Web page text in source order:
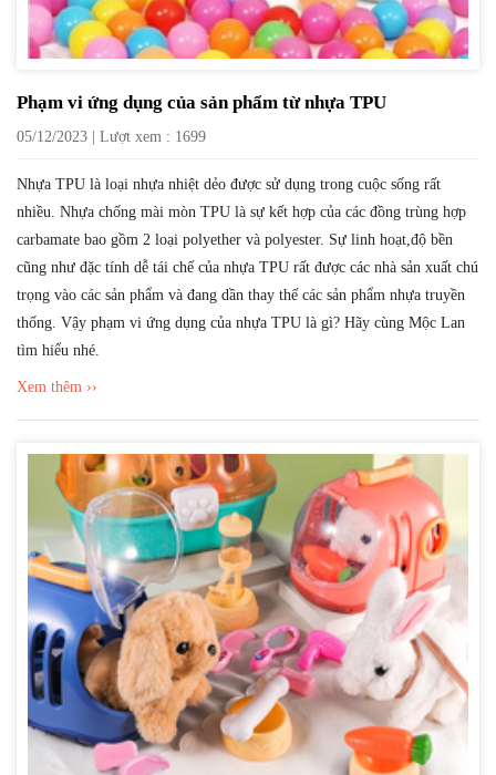
Phạm vi ứng dụng của sản phẩm từ nhựa TPU
05/12/2023 | Lượt xem : 1699
Nhựa TPU là loại nhựa nhiệt dẻo được sử dụng trong cuộc sống rất
nhiều. Nhựa chống mài mòn TPU là sự kết hợp của các đồng trùng hợp
carbamate bao gồm 2 loại polyether và polyester. Sự linh hoạt,độ bền
cũng như đặc tính dễ tái chế của nhựa TPU rất được các nhà sản xuất chú
trọng vào các sản phẩm và đang dần thay thế các sản phẩm nhựa truyền
thống. Vậy phạm vi ứng dụng của nhựa TPU là gì? Hãy cùng Mộc Lan
tìm hiểu nhé.
Xem thêm ››